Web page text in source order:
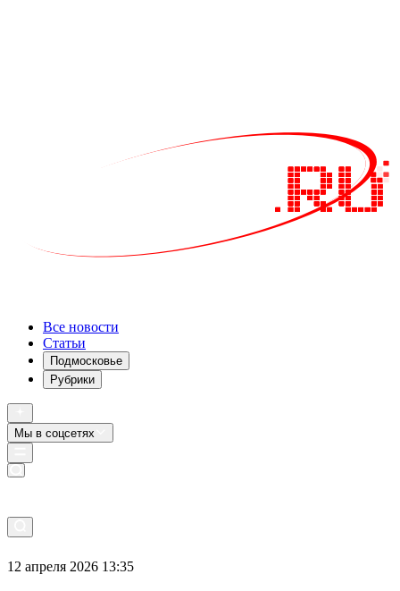
Все новости
Статьи
Подмосковье
Рубрики
Мы в соцсетях
12 апреля 2026 13:35